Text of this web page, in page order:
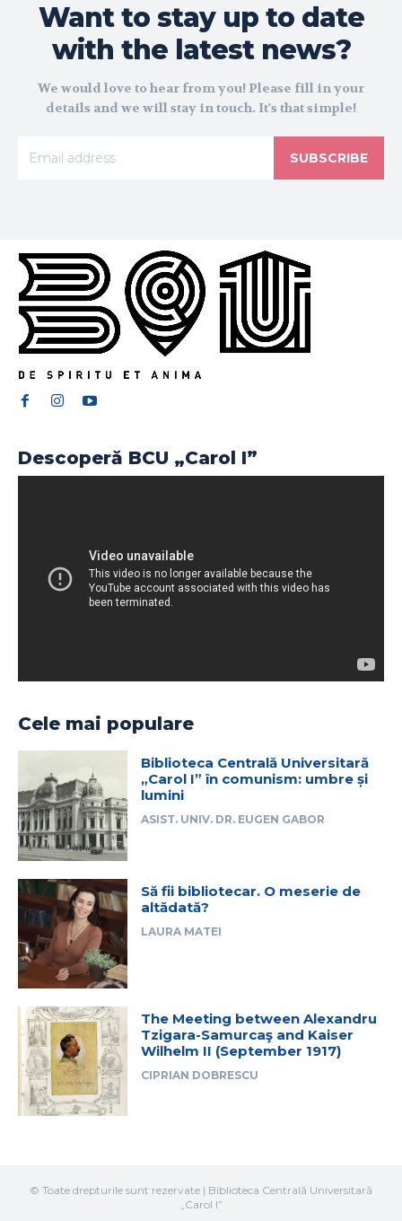
Want to stay up to date
with the latest news?
We would love to hear from you! Please fill in your
details and we will stay in touch. It's that simple!
SUBSCRIBE
Descoperă BCU „Carol I”
Cele mai populare
Biblioteca Centrală Universitară
„Carol I” în comunism: umbre și
lumini
ASIST. UNIV. DR. EUGEN GABOR
Să fii bibliotecar. O meserie de
altădată?
LAURA MATEI
The Meeting between Alexandru
Tzigara-Samurcaş and Kaiser
Wilhelm II (September 1917)
CIPRIAN DOBRESCU
© Toate drepturile sunt rezervate | Biblioteca Centrală Universitară
„Carol I”